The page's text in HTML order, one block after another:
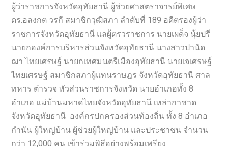
ผู้ว่าราชการจังหวัดอุทัยธานี ผู้ช่วยศาสตราจารย์พิเศษ
ดร.อลงกต วรกี สมาชิกวุฒิสภา ลำดับที่ 189 อดีตรองผู้ว่า
ราชการจังหวัดอุทัยธานี แลผู้ตรวราชการ นายเผด็จ นุ้ยปรี
นายกองค์การบริหารส่วนจังหวัดอุทัยธานี นางสาวปานัด
ฌา ไทยเศรษฐ์ นายกเทศมนตรีเมืองอุทัยธานี นายเจเศรษฐ์
ไทยเศรษฐ์ สมาชิกสภาผู้แทนราษฎร จังหวัดอุทัยธานี ศาล
ทหาร ตำรวจ หัวส่วนราชการจังหวัด นายอำเภอทั้ง 8
อำเภอ แม่บ้านมหาดไทยจังหวัดอุทัยธานี เหล่ากาชาด
จังหวัดอุทัยธานี องค์กรปกครองส่วนท้องถิ่น ทั้ง 8 อำเภอ
กำนัน ผู้ใหญ่บ้าน ผู้ช่วยผู้ใหญ่บ้าน และประชาชน จำนวน
กว่า 12,000 คน เข้าร่วมพิธีอย่างพร้อมเพรียง